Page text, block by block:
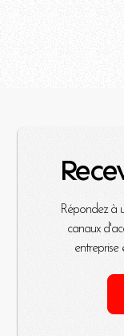
Répondez à
canaux
entreprise